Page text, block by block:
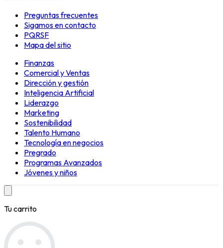
Preguntas frecuentes
Sigamos en contacto
PQRSF
Mapa del sitio
Finanzas
Comercial y Ventas
Dirección y gestión
Inteligencia Artificial
Liderazgo
Marketing
Sostenibilidad
Talento Humano
Tecnología en negocios
Pregrado
Programas Avanzados
Jóvenes y niños
Tu carrito